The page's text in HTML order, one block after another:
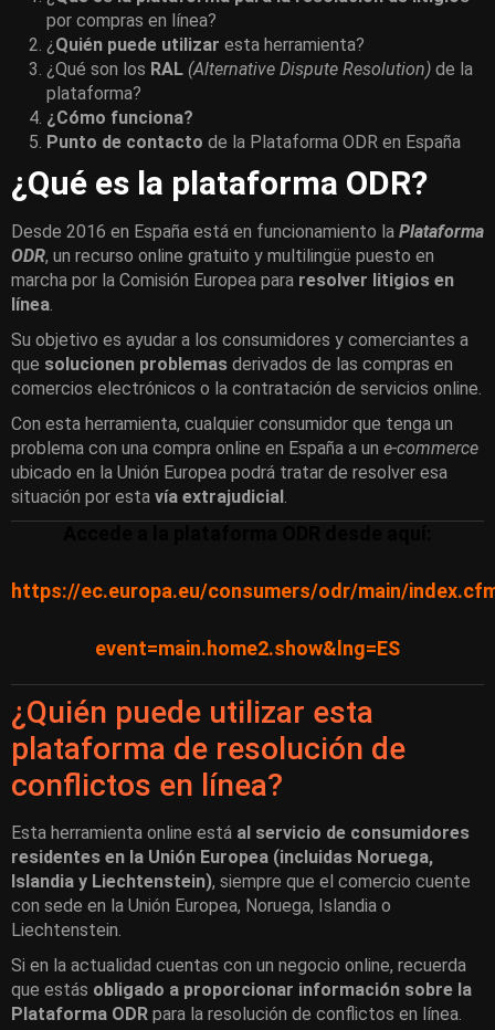
por compras en línea?
¿ Quién puede utilizar esta herramienta?
¿Qué son los RAL (Alternative Dispute Resolution) de la
plataforma?
¿Cómo funciona?
Punto de contacto de la Plataforma ODR en España
¿Qué es la plataforma ODR?
Desde 2016 en España está en funcionamiento la Plataforma
ODR, un recurso online gratuito y multilingüe puesto en
marcha por la Comisión Europea para resolver litigios en
línea.
Su objetivo es ayudar a los consumidores y comerciantes a
que solucionen problemas derivados de las compras en
comercios electrónicos o la contratación de servicios online.
Con esta herramienta, cualquier consumidor que tenga un
problema con una compra online en España a un e-commerce
ubicado en la Unión Europea podrá tratar de resolver esa
situación por esta vía extrajudicial.
https://ec.europa.eu/consumers/odr/main/
event=main.home2.show&lng=ES
¿Quién puede utilizar esta
plataforma de resolución de
conflictos en línea?
Esta herramienta online está al servicio de consumidores
residentes en la Unión Europea (incluidas Noruega,
Islandia y Liechtenstein), siempre que el comercio cuente
con sede en la Unión Europea, Noruega, Islandia o
Liechtenstein.
Si en la actualidad cuentas con un negocio online, recuerda
que estás obligado a proporcionar información sobre la
Plataforma ODR para la resolución de conflictos en línea.